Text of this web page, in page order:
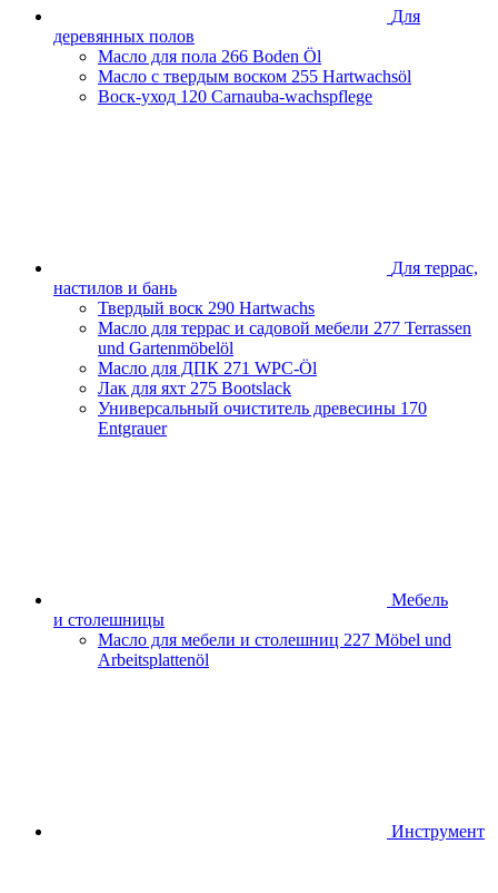
Для
деревянных полов
Масло для пола 266 Boden Öl
Масло с твердым воском 255 Hartwachsöl
Воск-уход 120 Carnauba-wachspflege
Для террас,
настилов и бань
Твердый воск 290 Hartwachs
Масло для террас и садовой мебели 277 Terrassen
und Gartenmöbelöl
Масло для ДПК 271 WPC-Öl
Лак для яхт 275 Bootslack
Универсальный очиститель древесины 170
Entgrauer
Мебель
и столешницы
Масло для мебели и столешниц 227 Möbel und
Arbeitsplattenöl
Инструмент